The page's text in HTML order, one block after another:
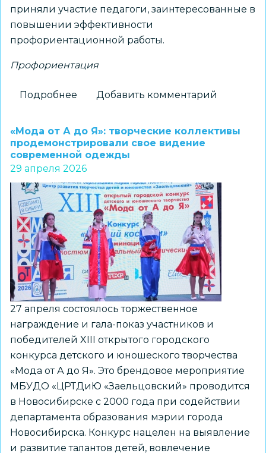
приняли участие педагоги, заинтересованные в
повышении эффективности
профориентационной работы.
Профориентация
Подробнее
«Профориентационная
смена
как
средство
раннего
самоопределения»:
Опыт
МАОУ
«Лицей
№
176»
для
педагогического
сообщества
Новосибирска
Добавить комментарий
«Мода от А до Я»: творческие коллективы
продемонстрировали свое видение
современной одежды
29 апреля 2026
27 апреля состоялось торжественное
награждение и гала-показ участников и
победителей XIII открытого городского
конкурса детского и юношеского творчества
«Мода от А до Я». Это брендовое мероприятие
МБУДО «ЦРТДиЮ «Заельцовский» проводится
в Новосибирске с 2000 года при содействии
департамента образования мэрии города
Новосибирска. Конкурс нацелен на выявление
и развитие талантов детей, вовлечение